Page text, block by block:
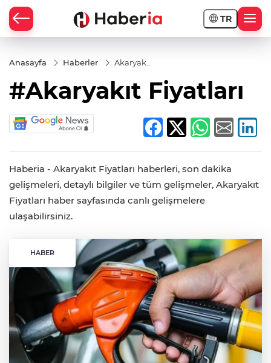
TR
Anasayfa Haberler
Akaryakıt
#Akaryakıt Fiyatları
Haberia - Akaryakıt Fiyatları haberleri, son dakika
gelişmeleri, detaylı bilgiler ve tüm gelişmeler, Akaryakıt
Fiyatları haber sayfasında canlı gelişmelere
ulaşabilirsiniz.
HABER